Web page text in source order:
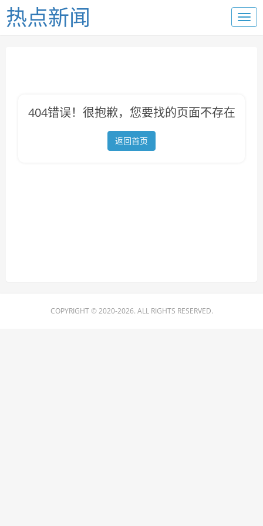
热点新闻
404错误！很抱歉，您要找的页面不存在
返回首页
COPYRIGHT © 2020-2026. ALL RIGHTS RESERVED.